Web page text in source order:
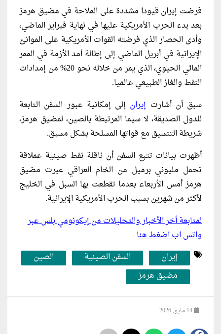
فرضت إيران قيودا ​مشددة على الملاحة في مضيق هرمز
بعد بدء الحرب الأمريكية عليها في نهاية فبراير الماضي،
وأدى الحصار الذي فرضته القوات الأمريكية على الموانئ
الإيرانية في أبريل الماضي إلى إطالة أمد الأزمة في الممر
المائي الحيوي، الذي يمر من خلاله نحو 20% ​من إمدادات
النفط ​والغاز الطبيعي ⁠عالميا.
سبق أن أشارت إيران إلى إمكانية عبور السفن التابعة
للدول الصديقة، لا ​سيما ⁠المرتبطة بالصين، لمضيق هرمز،
شريطة التنسيق مع قواتها المسلحة بشكل مسبق.
أظهرت بيانات تتبع السفن أن ناقلة نفط صينية عملاقة
تحمل مليوني برميل من ⁠الخام ​العراقي عبرت مضيق
هرمز أمس الأربعاء ​بعدما تقطعت بها السبل في الخليج
لأكثر من شهرين بسبب الحرب ​الأمريكية الإيرانية.
لمتابعة أخر الأخبار والتحليلات من إيكونومي بلس عبر
واتس اب اضغط هنا
إيران
السفن الصينية
الصين
مضيق هرمز